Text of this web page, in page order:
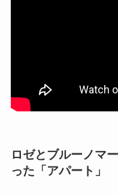
ロゼとブルーノマ
った「アパート」